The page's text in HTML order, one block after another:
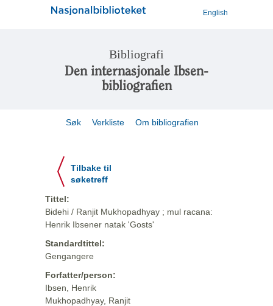
English
Bibliografi
Den internasjonale Ibsen-
bibliografien
Søk Verkliste Om bibliografien
Tilbake til
søketreff
Tittel:
Bidehi / Ranjit Mukhopadhyay ; mul racana:
Henrik Ibsener natak 'Gosts'
Standardtittel:
Gengangere
Forfatter/person:
Ibsen, Henrik
Mukhopadhyay, Ranjit